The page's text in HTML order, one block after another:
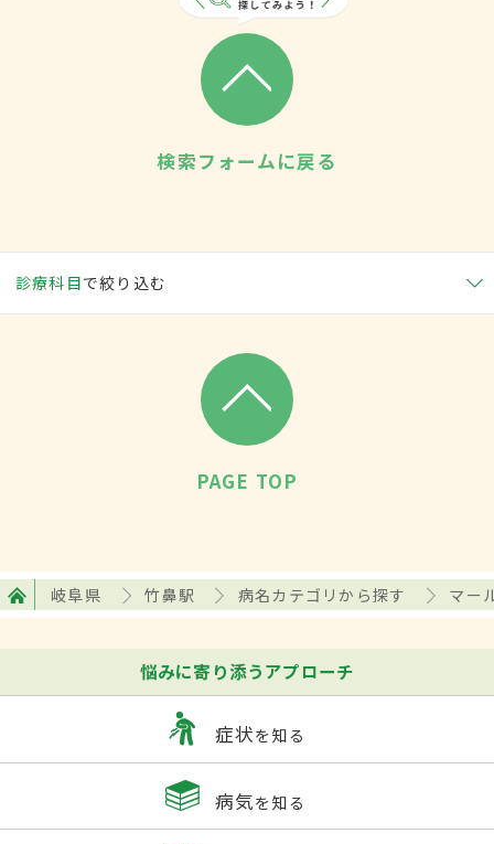
検索フォームに戻る
診療科目で絞り込む
PAGE TOP
岐阜県 竹鼻駅 病名カテゴリから探す マー
悩みに寄り添うアプローチ
症状を知る
病気を知る